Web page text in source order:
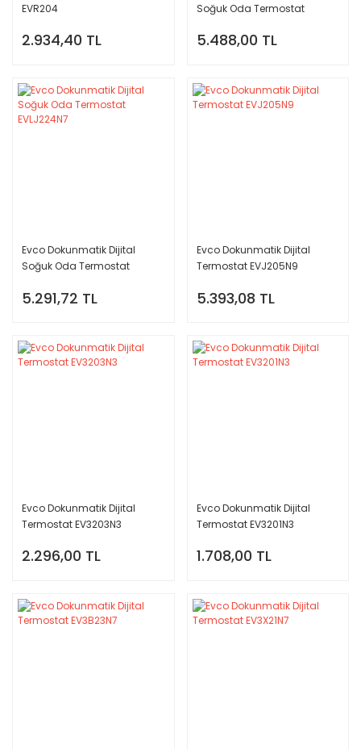
EVR204
2.934,40 TL
Soğuk Oda Termostat
5.488,00 TL
Evco Dokunmatik Dijital
Soğuk Oda Termostat
5.291,72 TL
Evco Dokunmatik Dijital
Termostat EVJ205N9
5.393,08 TL
Evco Dokunmatik Dijital
Termostat EV3203N3
2.296,00 TL
Evco Dokunmatik Dijital
Termostat EV3201N3
1.708,00 TL